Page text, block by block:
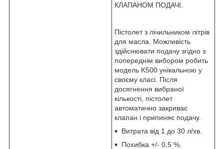
КЛАПАНОМ ПОДАЧІ.
Пістолет з лічильником літрів
для масла. Можливість
здійснювати подачу згідно з
попереднім вибором робить
модель K500 унікальною у
своєму класі. Після
досягнення вибраної
кількості, пістолет
автоматично закриває
клапан і припиняє подачу.
Витрата від 1 до 30 л/хв.
Похибка +/- 0,5 %.